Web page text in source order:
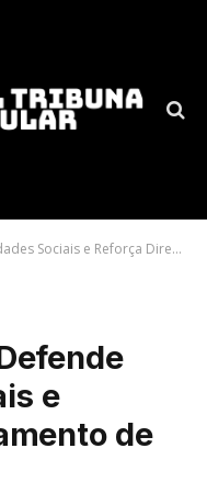
Direcionamento de Ações Públicas
e
de